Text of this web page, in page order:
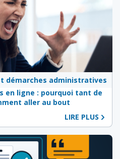
démarches administratives
en ligne : pourquoi tant de
aller au bout
LIRE PLUS